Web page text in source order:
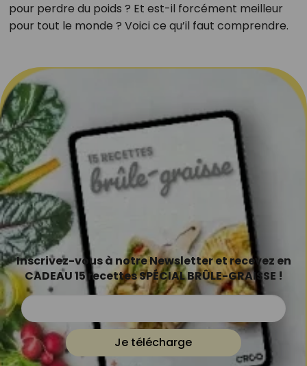
pour perdre du poids ? Et est-il forcément meilleur
pour tout le monde ? Voici ce qu’il faut comprendre.
Inscrivez-vous à notre Newsletter et recevez en
CADEAU 15 recettes SPÉCIAL BRÛLE-GRAISSE !
Je télécharge